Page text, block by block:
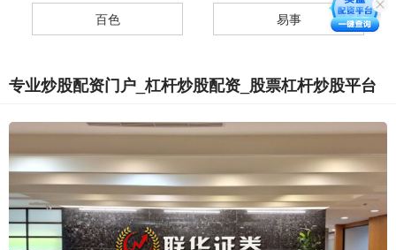
百色 易事
专业炒股配资门户_杠杆炒股配资_股票杠杆炒股平台